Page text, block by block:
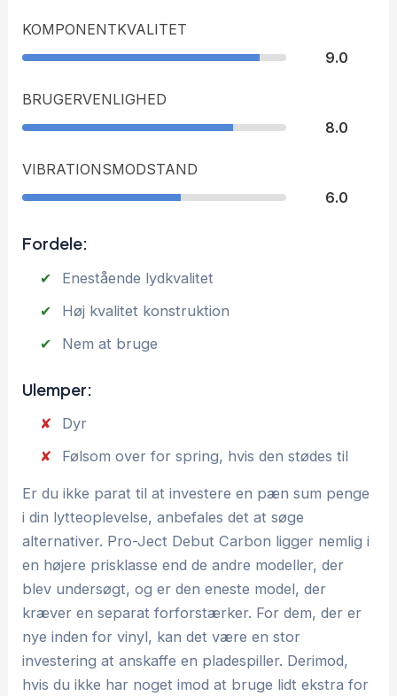
KOMPONENTKVALITET
9.0
BRUGERVENLIGHED
8.0
VIBRATIONSMODSTAND
6.0
Fordele:
Enestående lydkvalitet
Høj kvalitet konstruktion
Nem at bruge
Ulemper:
Dyr
Følsom over for spring, hvis den stødes til
Er du ikke parat til at investere en pæn sum penge
i din lytteoplevelse, anbefales det at søge
alternativer. Pro-Ject Debut Carbon ligger nemlig i
en højere prisklasse end de andre modeller, der
blev undersøgt, og er den eneste model, der
kræver en separat forforstærker. For dem, der er
nye inden for vinyl, kan det være en stor
investering at anskaffe en pladespiller. Derimod,
hvis du ikke har noget imod at bruge lidt ekstra for